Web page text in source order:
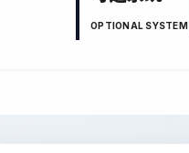
OPTIONAL SYSTEM